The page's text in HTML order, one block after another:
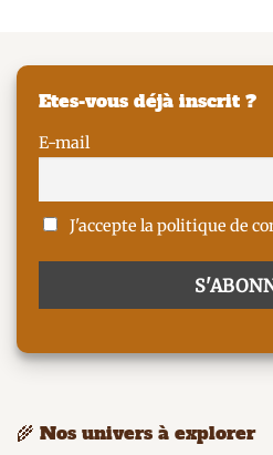
Etes-vous déjà inscrit ?
E-mail
J'accepte la politique de
🌾 Nos univers à explorer